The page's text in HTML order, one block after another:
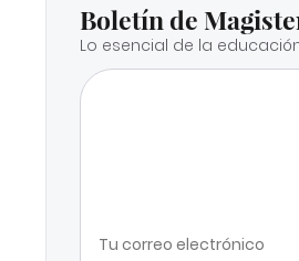
Boletín de
Lo esencial de la